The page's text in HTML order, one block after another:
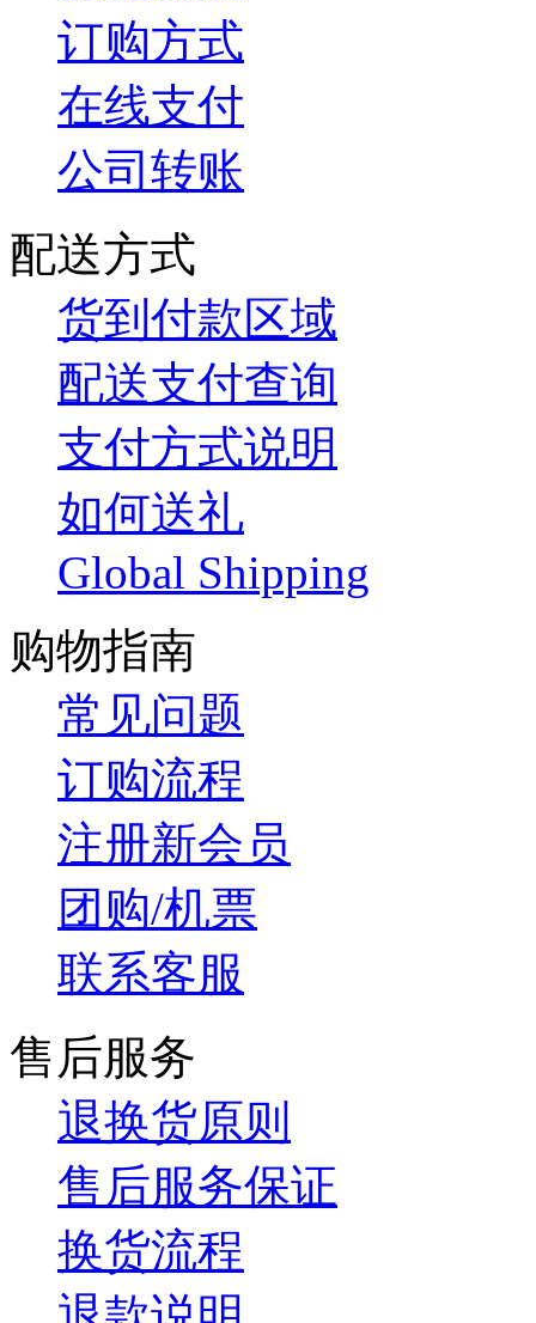
订购方式
在线支付
公司转账
配送方式
货到付款区域
配送支付查询
支付方式说明
如何送礼
Global Shipping
购物指南
常见问题
订购流程
注册新会员
团购/机票
联系客服
售后服务
退换货原则
售后服务保证
换货流程